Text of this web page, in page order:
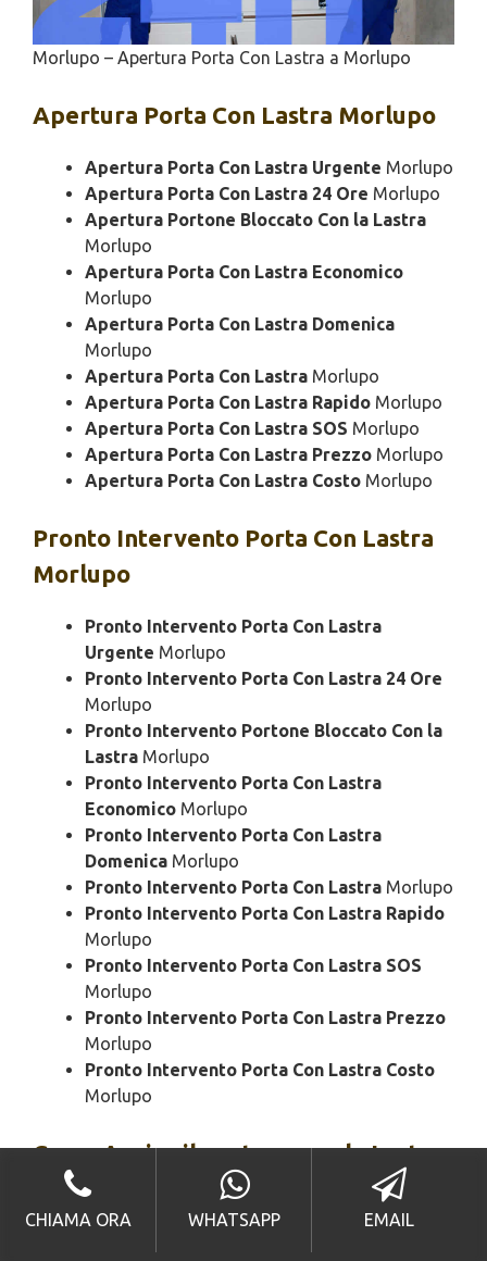
Morlupo – Apertura Porta Con Lastra a Morlupo
Apertura Porta Con Lastra Morlupo
Apertura Porta Con Lastra Urgente Morlupo
Apertura Porta Con Lastra 24 Ore Morlupo
Apertura Portone Bloccato Con la Lastra
Morlupo
Apertura Porta Con Lastra Economico
Morlupo
Apertura Porta Con Lastra Domenica
Morlupo
Apertura Porta Con Lastra Morlupo
Apertura Porta Con Lastra Rapido Morlupo
Apertura Porta Con Lastra SOS Morlupo
Apertura Porta Con Lastra Prezzo Morlupo
Apertura Porta Con Lastra Costo Morlupo
Pronto Intervento Porta Con Lastra
Morlupo
Pronto Intervento Porta Con Lastra
Urgente Morlupo
Pronto Intervento Porta Con Lastra 24 Ore
Morlupo
Pronto Intervento Portone Bloccato Con la
Lastra Morlupo
Pronto Intervento Porta Con Lastra
Economico Morlupo
Pronto Intervento Porta Con Lastra
Domenica Morlupo
Pronto Intervento Porta Con Lastra Morlupo
Pronto Intervento Porta Con Lastra Rapido
Morlupo
Pronto Intervento Porta Con Lastra SOS
Morlupo
Pronto Intervento Porta Con Lastra Prezzo
Morlupo
Pronto Intervento Porta Con Lastra Costo
Morlupo
Come Aprire il portone con la Lastra
Morlupo
CHIAMA ORA WHATSAPP EMAIL